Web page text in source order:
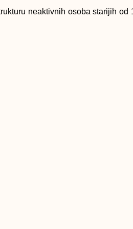
neaktivnih osoba starijih od